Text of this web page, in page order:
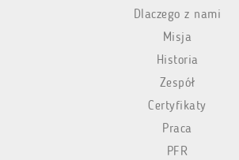
Dlaczego z nami
Misja
Historia
Zespół
Certyfikaty
Praca
PFR